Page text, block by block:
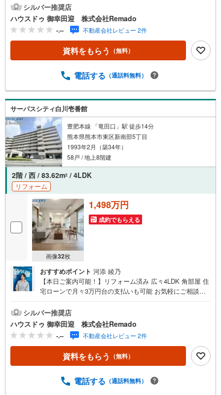
以上に 「パートナー選び」が重要です！■ご成約特典6万
円以内の家具家電プレゼント ※当社からの指定はありませ
ん■購入総額を抑える3つのご提案（1）価格交渉に自信あ
り（2）太陽光等のオプション費用も相見積り（3）提携銀
行多数で条件の良い銀行を選べます＼＼キャンペーン実施
中//『購入総額の限界へ挑戦』売主様との価格交渉もお任せ
の内覧ツアー・現地または現地周辺やご希望の場所での待
中古・マンションを窓口ひとつで比較・内覧■九州No.1の
実績・ハウスドゥ全国大会2025 九州エリア売買件数・売
上高1位・Google口コミランキング 「熊本県 不動産売
買」1位＼＼お客様の声を参考に失敗しない家探しを //
シルバー推奨店
ハウスドゥ 御幸田迎 株式会社Remado
-.-- 不動産会社レビュー 2件
資料をもらう （無料）
電話する （通話料無料）
サーパスシティ白川壱番館
豊肥本線 「竜田口」駅 徒歩14分
熊本県熊本市東区新南部5丁目
1993年2月（築34年）
58戸 / 地上8階建
2階 / 西 / 83.62m2 / 4LDK
リフォーム
画像32枚
1,498万円
成約でもらえる
おすすめポイント 河添 綾乃
【本日ご案内可能！】リフォーム済み 広々4LDK 角部屋 住
宅ローンで月々3万円台の支払いも可能 お気軽にご相談く
購入の満足度は変わります家探しは、物件探し以上に「パ
ートナー選び」が重要！熊本エリアを知り尽くした私たち
が、物件探しから資金計画、引き渡しまでトータルサポー
トします 【購入総額の限界へ挑戦】売主様への価格交渉も
弊社の得意分野です！さらにオプション費用（エアコン、
網戸、太陽光等）もお客様に代わり相見積もりすることで
は？そんな悩みは当社が解決します他社様でお見積もりを
シルバー推奨店
ハウスドゥ 御幸田迎 株式会社Remado
-.-- 不動産会社レビュー 2件
資料をもらう （無料）
電話する （通話料無料）